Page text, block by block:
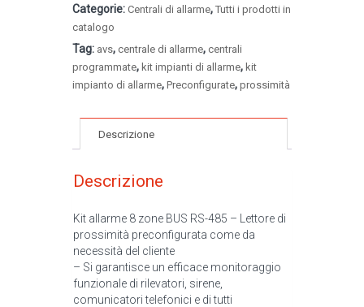
Categorie: Centrali di allarme, Tutti i prodotti in
catalogo
Tag: avs, centrale di allarme, centrali
programmate, kit impianti di allarme, kit
impianto di allarme, Preconfigurate, prossimità
Descrizione
Descrizione
Kit allarme 8 zone BUS RS-485 – Lettore di
prossimità preconfigurata come da
necessità del cliente
– Si garantisce un efficace monitoraggio
funzionale di rilevatori, sirene,
comunicatori telefonici e di tutti